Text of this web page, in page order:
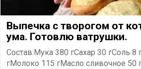
Выпечка с творогом от
ума. Готовлю ватрушки.
Состав:Мука 380 гСахар 30 гСоль
гМолоко 115 гМасло сливочное 50